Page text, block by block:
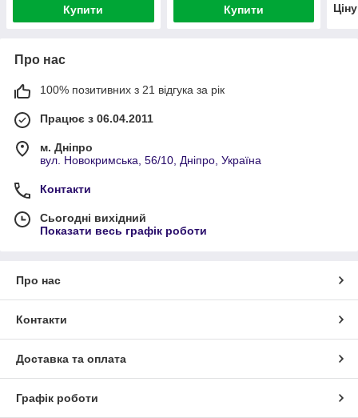
Купити Купити
Про нас
100% позитивних з 21 відгука за рік
Працює з 06.04.2011
м. Дніпро
вул. Новокримська, 56/10, Дніпро, Україна
Контакти
Сьогодні вихідний
Показати весь графік роботи
Про нас
Контакти
Доставка та оплата
Графік роботи